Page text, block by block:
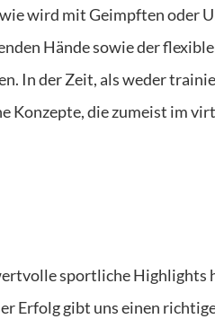
wird mit Geimpften oder
Hände sowie der
In der Zeit, als weder
Konzepte, die zumeist im
sportliche Highlights
Erfolg gibt uns einen